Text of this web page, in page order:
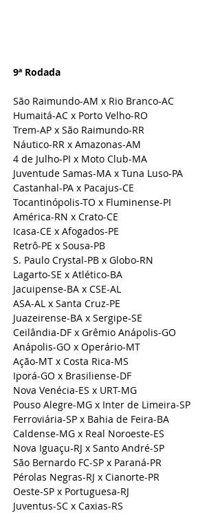
9ª Rodada
São Raimundo-AM x Rio Branco-AC
Humaitá-AC x Porto Velho-RO
Trem-AP x São Raimundo-RR
Náutico-RR x Amazonas-AM
4 de Julho-PI x Moto Club-MA
Juventude Samas-MA x Tuna Luso-PA
Castanhal-PA x Pacajus-CE
Tocantinópolis-TO x Fluminense-PI
América-RN x Crato-CE
Icasa-CE x Afogados-PE
Retrô-PE x Sousa-PB
S. Paulo Crystal-PB x Globo-RN
Lagarto-SE x Atlético-BA
Jacuipense-BA x CSE-AL
ASA-AL x Santa Cruz-PE
Juazeirense-BA x Sergipe-SE
Ceilândia-DF x Grêmio Anápolis-GO
Anápolis-GO x Operário-MT
Ação-MT x Costa Rica-MS
Iporá-GO x Brasiliense-DF
Nova Venécia-ES x URT-MG
Pouso Alegre-MG x Inter de Limeira-SP
Ferroviária-SP x Bahia de Feira-BA
Caldense-MG x Real Noroeste-ES
Nova Iguaçu-RJ x Santo André-SP
São Bernardo FC-SP x Paraná-PR
Pérolas Negras-RJ x Cianorte-PR
Oeste-SP x Portuguesa-RJ
Juventus-SC x Caxias-RS